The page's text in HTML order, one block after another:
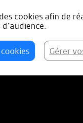
cookies afin de
Gérer